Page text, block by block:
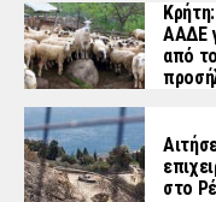
ΑΑΔΕ
από
στο